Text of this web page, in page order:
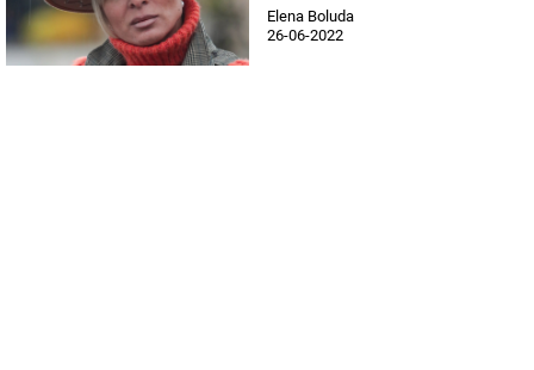
Elena Boluda
26-06-2022